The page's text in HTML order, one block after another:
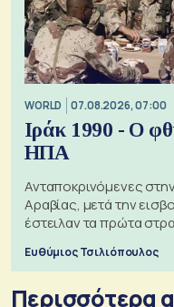
WORLD 07.08.2026, 07:00
Ιράκ 1990 - Ο
ΗΠΑ
Ανταποκρινόμενες
Αραβίας, μετά την
έστειλαν τα πρώτα
Ευθύμιος Τσιλιόπουλος
Περισσότερα